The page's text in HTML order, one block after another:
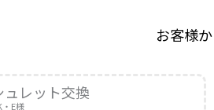
お客様
ュレット交換
E様